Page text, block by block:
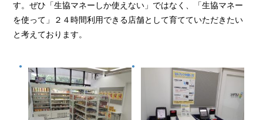
す。ぜひ「生協マネーしか使えない」ではなく、「生協マネー
を使って」２４時間利用できる店舗として育てていただきたい
と考えております。